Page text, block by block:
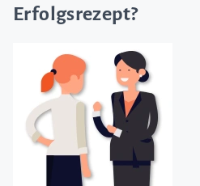
Erfolgsrezept?